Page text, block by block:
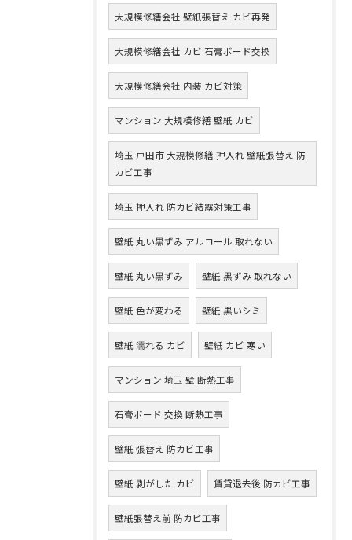
大規模修繕会社 壁紙張替え カビ再発
大規模修繕会社 カビ 石膏ボード交換
大規模修繕会社 内装 カビ対策
マンション 大規模修繕 壁紙 カビ
埼玉 戸田市 大規模修繕 押入れ 壁紙張替え 防
カビ工事
埼玉 押入れ 防カビ結露対策工事
壁紙 丸い黒ずみ アルコール 取れない
壁紙 丸い黒ずみ 壁紙 黒ずみ 取れない
壁紙 色が変わる 壁紙 黒いシミ
壁紙 濡れる カビ 壁紙 カビ 寒い
マンション 埼玉 壁 断熱工事
石膏ボード 交換 断熱工事
壁紙 張替え 防カビ工事
壁紙 剥がした カビ 賃貸退去後 防カビ工事
壁紙張替え前 防カビ工事